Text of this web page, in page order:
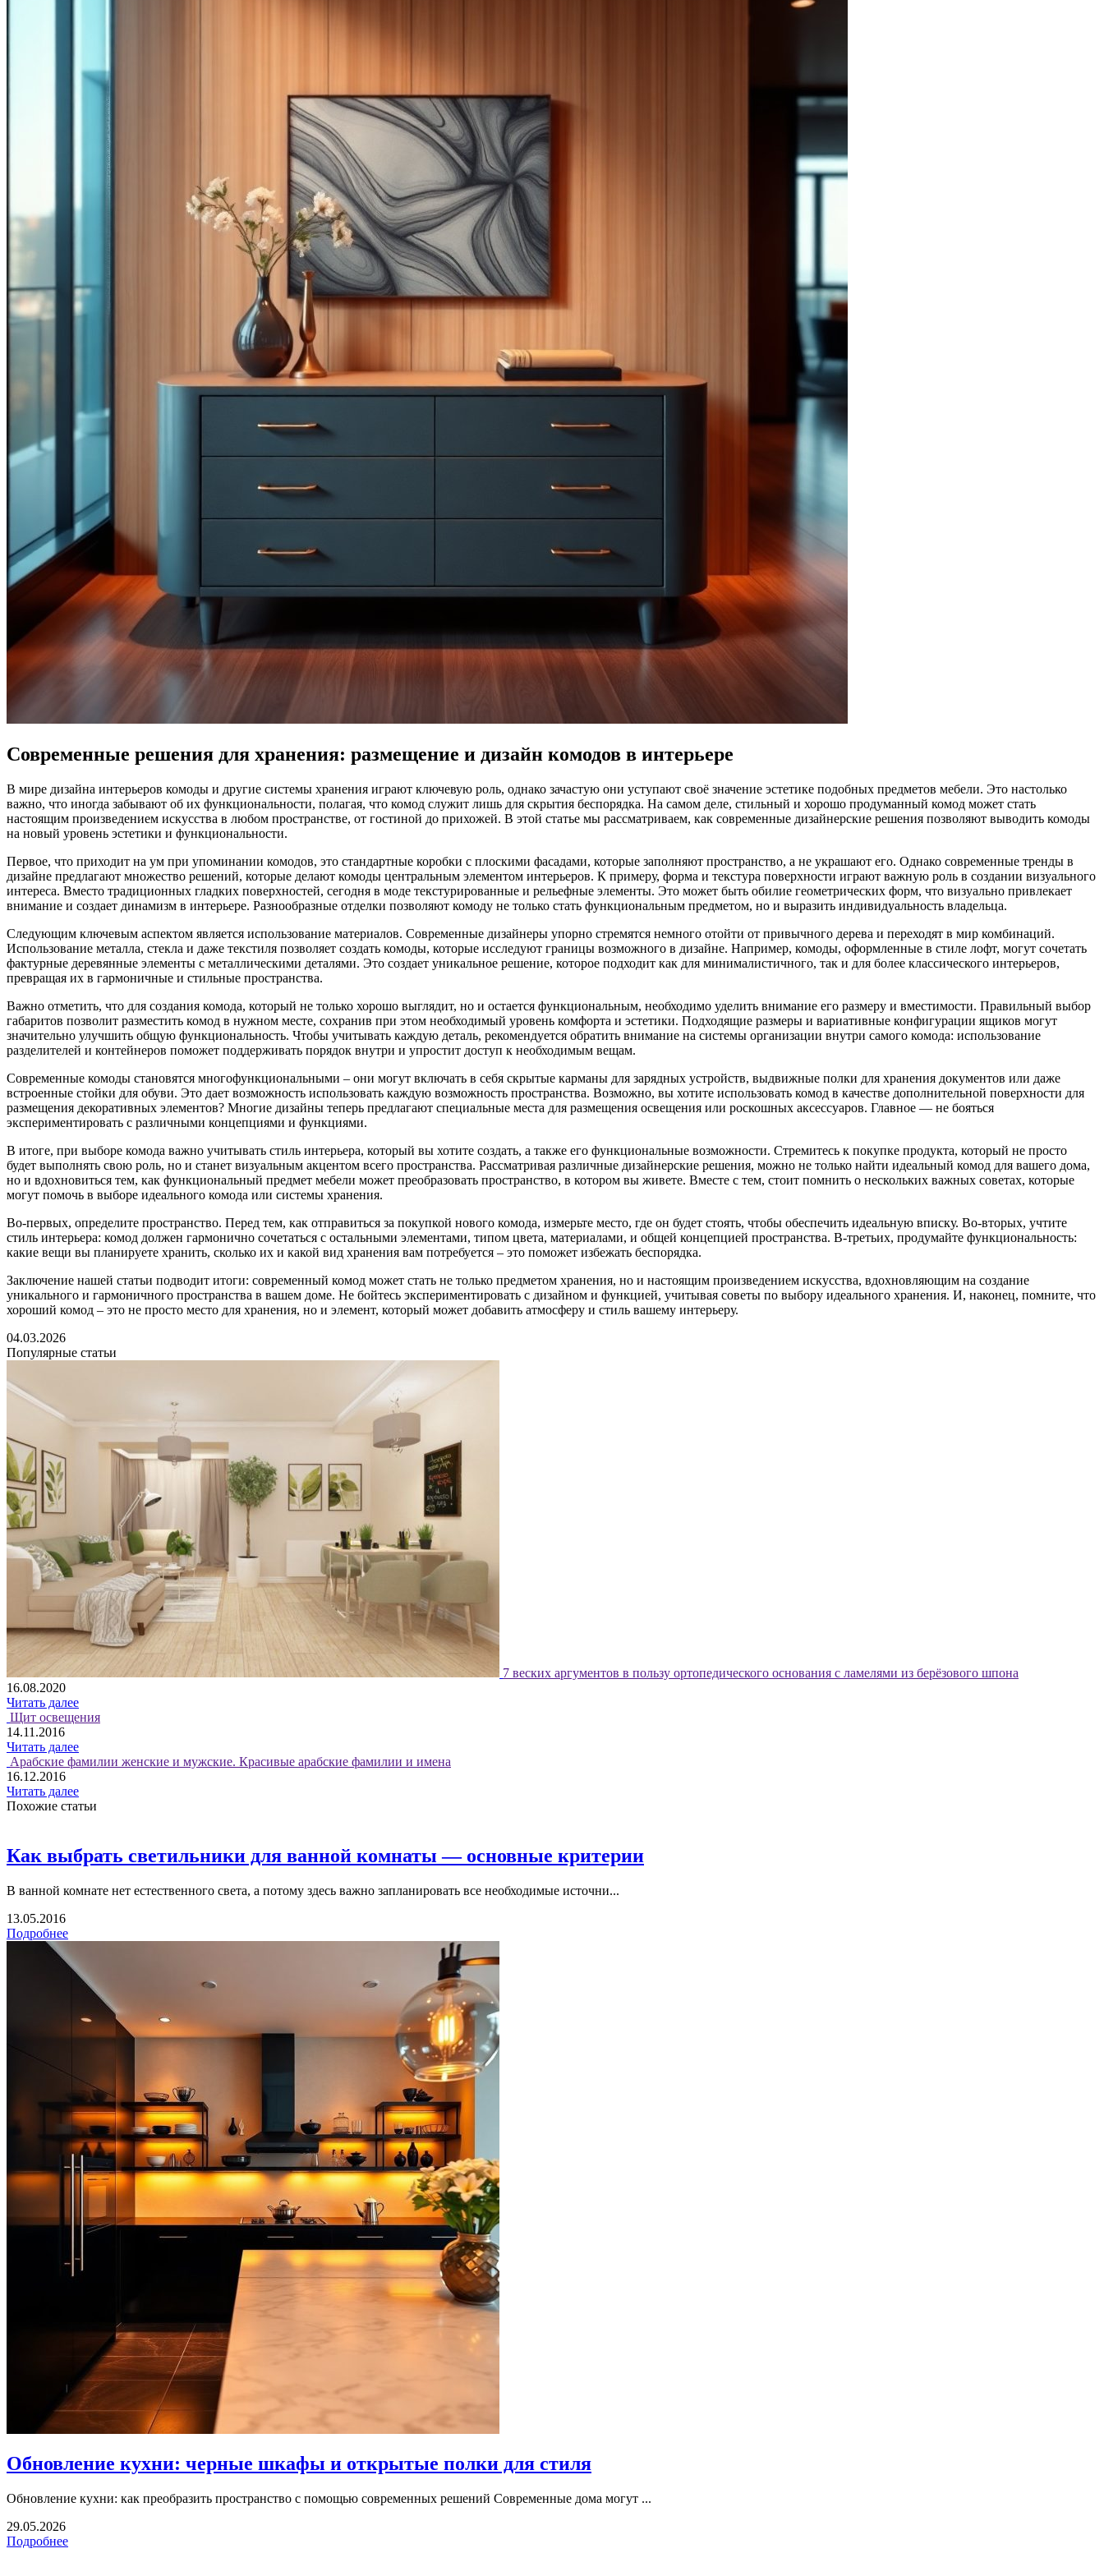
Современные решения для хранения: размещение и дизайн комодов в интерьере
В мире дизайна интерьеров комоды и другие системы хранения играют ключевую роль, однако зачастую они уступают своё значение эстетике подобных предметов мебели. Это настолько
важно, что иногда забывают об их функциональности, полагая, что комод служит лишь для скрытия беспорядка. На самом деле, стильный и хорошо продуманный комод может стать
настоящим произведением искусства в любом пространстве, от гостиной до прихожей. В этой статье мы рассматриваем, как современные дизайнерские решения позволяют выводить комоды
на новый уровень эстетики и функциональности.
Первое, что приходит на ум при упоминании комодов, это стандартные коробки с плоскими фасадами, которые заполняют пространство, а не украшают его. Однако современные тренды в
дизайне предлагают множество решений, которые делают комоды центральным элементом интерьеров. К примеру, форма и текстура поверхности играют важную роль в создании визуального
интереса. Вместо традиционных гладких поверхностей, сегодня в моде текстурированные и рельефные элементы. Это может быть обилие геометрических форм, что визуально привлекает
внимание и создает динамизм в интерьере. Разнообразные отделки позволяют комоду не только стать функциональным предметом, но и выразить индивидуальность владельца.
Следующим ключевым аспектом является использование материалов. Современные дизайнеры упорно стремятся немного отойти от привычного дерева и переходят в мир комбинаций.
Использование металла, стекла и даже текстиля позволяет создать комоды, которые исследуют границы возможного в дизайне. Например, комоды, оформленные в стиле лофт, могут сочетать
фактурные деревянные элементы с металлическими деталями. Это создает уникальное решение, которое подходит как для минималистичного, так и для более классического интерьеров,
превращая их в гармоничные и стильные пространства.
Важно отметить, что для создания комода, который не только хорошо выглядит, но и остается функциональным, необходимо уделить внимание его размеру и вместимости. Правильный выбор
габаритов позволит разместить комод в нужном месте, сохранив при этом необходимый уровень комфорта и эстетики. Подходящие размеры и вариативные конфигурации ящиков могут
значительно улучшить общую функциональность. Чтобы учитывать каждую деталь, рекомендуется обратить внимание на системы организации внутри самого комода: использование
разделителей и контейнеров поможет поддерживать порядок внутри и упростит доступ к необходимым вещам.
Современные комоды становятся многофункциональными – они могут включать в себя скрытые карманы для зарядных устройств, выдвижные полки для хранения документов или даже
встроенные стойки для обуви. Это дает возможность использовать каждую возможность пространства. Возможно, вы хотите использовать комод в качестве дополнительной поверхности для
размещения декоративных элементов? Многие дизайны теперь предлагают специальные места для размещения освещения или роскошных аксессуаров. Главное — не бояться
экспериментировать с различными концепциями и функциями.
В итоге, при выборе комода важно учитывать стиль интерьера, который вы хотите создать, а также его функциональные возможности. Стремитесь к покупке продукта, который не просто
будет выполнять свою роль, но и станет визуальным акцентом всего пространства. Рассматривая различные дизайнерские решения, можно не только найти идеальный комод для вашего дома,
но и вдохновиться тем, как функциональный предмет мебели может преобразовать пространство, в котором вы живете. Вместе с тем, стоит помнить о нескольких важных советах, которые
могут помочь в выборе идеального комода или системы хранения.
Во-первых, определите пространство. Перед тем, как отправиться за покупкой нового комода, измерьте место, где он будет стоять, чтобы обеспечить идеальную вписку. Во-вторых, учтите
стиль интерьера: комод должен гармонично сочетаться с остальными элементами, типом цвета, материалами, и общей концепцией пространства. В-третьих, продумайте функциональность:
какие вещи вы планируете хранить, сколько их и какой вид хранения вам потребуется – это поможет избежать беспорядка.
Заключение нашей статьи подводит итоги: современный комод может стать не только предметом хранения, но и настоящим произведением искусства, вдохновляющим на создание
уникального и гармоничного пространства в вашем доме. Не бойтесь экспериментировать с дизайном и функцией, учитывая советы по выбору идеального хранения. И, наконец, помните, что
хороший комод – это не просто место для хранения, но и элемент, который может добавить атмосферу и стиль вашему интерьеру.
04.03.2026
Популярные статьи
7 веских аргументов в пользу ортопедического основания с ламелями из берёзового шпона
16.08.2020
Читать далее
Щит освещения
14.11.2016
Читать далее
Арабские фамилии женские и мужские. Красивые арабские фамилии и имена
16.12.2016
Читать далее
Похожие статьи
Как выбрать светильники для ванной комнаты — основные критерии
В ванной комнате нет естественного света, а потому здесь важно запланировать все необходимые источни...
13.05.2016
Подробнее
Обновление кухни: черные шкафы и открытые полки для стиля
Обновление кухни: как преобразить пространство с помощью современных решений Современные дома могут ...
29.05.2026
Подробнее